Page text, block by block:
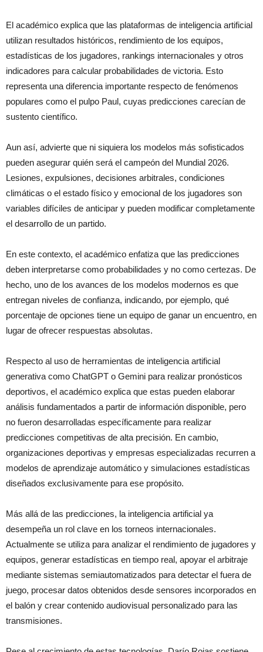
El académico explica que las plataformas de inteligencia artificial
utilizan resultados históricos, rendimiento de los equipos,
estadísticas de los jugadores, rankings internacionales y otros
indicadores para calcular probabilidades de victoria. Esto
representa una diferencia importante respecto de fenómenos
populares como el pulpo Paul, cuyas predicciones carecían de
sustento científico.
Aun así, advierte que ni siquiera los modelos más sofisticados
pueden asegurar quién será el campeón del Mundial 2026.
Lesiones, expulsiones, decisiones arbitrales, condiciones
climáticas o el estado físico y emocional de los jugadores son
variables difíciles de anticipar y pueden modificar completamente
el desarrollo de un partido.
En este contexto, el académico enfatiza que las predicciones
deben interpretarse como probabilidades y no como certezas. De
hecho, uno de los avances de los modelos modernos es que
entregan niveles de confianza, indicando, por ejemplo, qué
porcentaje de opciones tiene un equipo de ganar un encuentro, en
lugar de ofrecer respuestas absolutas.
Respecto al uso de herramientas de inteligencia artificial
generativa como ChatGPT o Gemini para realizar pronósticos
deportivos, el académico explica que estas pueden elaborar
análisis fundamentados a partir de información disponible, pero
no fueron desarrolladas específicamente para realizar
predicciones competitivas de alta precisión. En cambio,
organizaciones deportivas y empresas especializadas recurren a
modelos de aprendizaje automático y simulaciones estadísticas
diseñados exclusivamente para ese propósito.
Más allá de las predicciones, la inteligencia artificial ya
desempeña un rol clave en los torneos internacionales.
Actualmente se utiliza para analizar el rendimiento de jugadores y
equipos, generar estadísticas en tiempo real, apoyar el arbitraje
mediante sistemas semiautomatizados para detectar el fuera de
juego, procesar datos obtenidos desde sensores incorporados en
el balón y crear contenido audiovisual personalizado para las
transmisiones.